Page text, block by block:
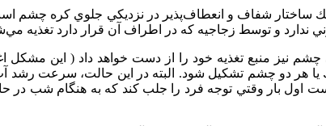
شفاف‌ و انعطاف‌پذير در نزديكي‌ جلوي‌ كره‌ چشم‌ است‌.
و توسط‌ زجاجيه‌ كه‌ در اطراف‌ آن‌ قرار دارد تغذيه‌
نيز منبع‌ تغذيه‌ خود را از دست‌ خواهد داد ( اين‌
يا هر دو چشم‌ تشكيل‌ شود. البته‌ در اين‌ حالت‌، سرعت‌
اول‌ بار وقتي‌ توجه‌ فرد را جلب‌ كند كه‌ به‌ هنگام‌ شب‌ در